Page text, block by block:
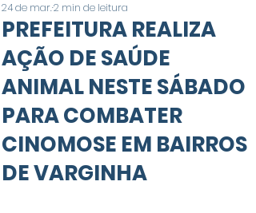
PREFEITURA REALIZA
AÇÃO DE SAÚDE
ANIMAL NESTE SÁBADO
PARA COMBATER
CINOMOSE EM BAIRROS
DE VARGINHA
24 de mar.2 min de leitura